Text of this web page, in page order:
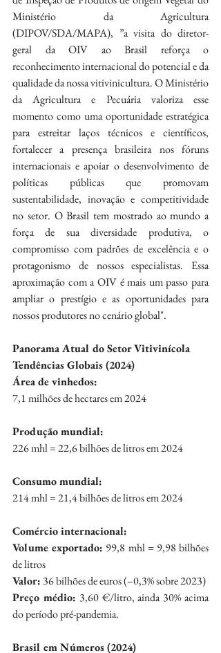
Ministério da Agricultura
(DIPOV/SDA/MAPA), ”a visita do diretor-
geral da OIV ao Brasil reforça o
reconhecimento internacional do potencial e da
qualidade da nossa vitivinicultura. O Ministério
da Agricultura e Pecuária valoriza esse
momento como uma oportunidade estratégica
para estreitar laços técnicos e científicos,
fortalecer a presença brasileira nos fóruns
internacionais e apoiar o desenvolvimento de
políticas públicas que promovam
sustentabilidade, inovação e competitividade
no setor. O Brasil tem mostrado ao mundo a
força de sua diversidade produtiva, o
compromisso com padrões de excelência e o
protagonismo de nossos especialistas. Essa
aproximação com a OIV é mais um passo para
ampliar o prestígio e as oportunidades para
nossos produtores no cenário global".
Panorama Atual do Setor Vitivinícola
Tendências Globais (2024)
Área de vinhedos:
7,1 milhões de hectares em 2024
Produção mundial:
226 mhl = 22,6 bilhões de litros em 2024
Consumo mundial:
214 mhl = 21,4 bilhões de litros em 2024
Comércio internacional:
Volume exportado: 99,8 mhl = 9,98 bilhões
de litros
Valor: 36 bilhões de euros (–0,3% sobre 2023)
Preço médio: 3,60 €/litro, ainda 30% acima
do período pré-pandemia.
Brasil em Números (2024)